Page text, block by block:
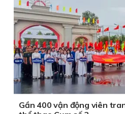
Gần 400 vận động viên